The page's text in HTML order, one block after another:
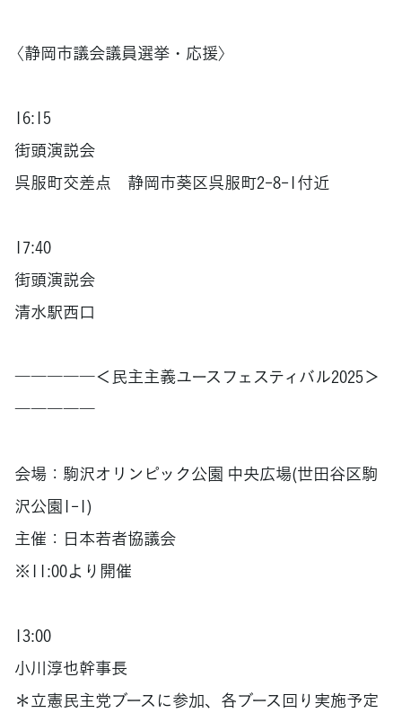
〈静岡市議会議員選挙・応援〉
16:15
街頭演説会
呉服町交差点 静岡市葵区呉服町2-8-1付近
17:40
街頭演説会
清水駅西口
―――――＜民主主義ユースフェスティバル2025＞
―――――
会場：駒沢オリンピック公園 中央広場(世田谷区駒
沢公園1-1)
主催：日本若者協議会
※11:00より開催
13:00
小川淳也幹事長
＊立憲民主党ブースに参加、各ブース回り実施予定